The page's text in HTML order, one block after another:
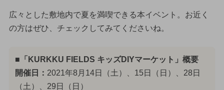
広々とした敷地内で夏を満喫できる本イベント。お近く
の方はぜひ、チェックしてみてくださいね。
■「KURKKU FIELDS キッズDIYマーケット」概要
開催日： 2021年8月14日（土）、15日（日）、28日
（土）、29日（日）